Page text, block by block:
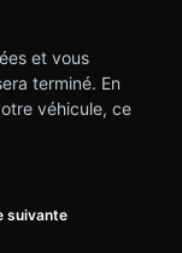
et vous
terminé. En
véhicule, ce
suivante